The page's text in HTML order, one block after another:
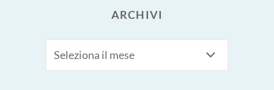
ARCHIVI